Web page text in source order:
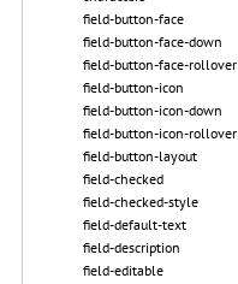
field-button-face
field-button-face-down
field-button-face-rollover
field-button-icon
field-button-icon-down
field-button-icon-rollover
field-button-layout
field-checked
field-checked-style
field-default-text
field-description
field-editable